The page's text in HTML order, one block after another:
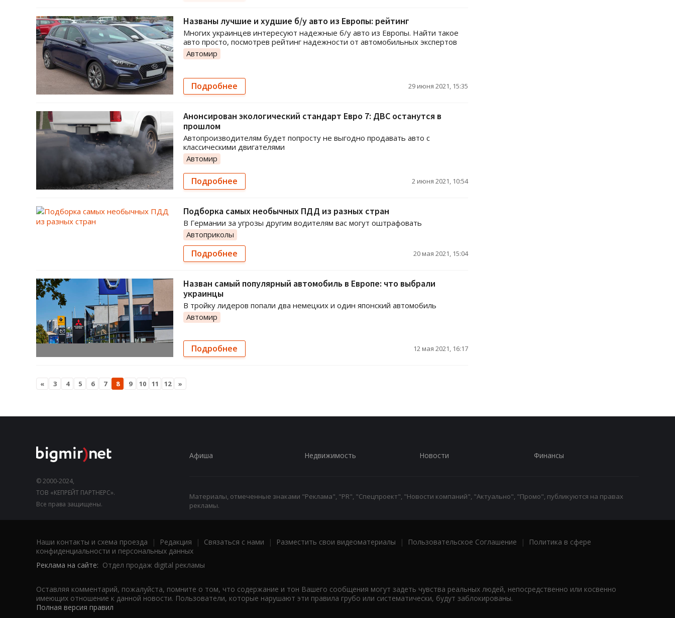
Названы лучшие и худшие б/у авто из Европы: рейтинг
Многих украинцев интересуют надежные б/у авто из Европы. Найти такое
авто просто, посмотрев рейтинг надежности от автомобильных экспертов
Автомир
Подробнее 29 июня 2021, 15:35
Анонсирован экологический стандарт Евро 7: ДВС останутся в
прошлом
Автопроизводителям будет попросту не выгодно продавать авто с
классическими двигателями
Автомир
Подробнее 2 июня 2021, 10:54
Подборка самых необычных ПДД из разных стран
В Германии за угрозы другим водителям вас могут оштрафовать
Автоприколы
Подробнее 20 мая 2021, 15:04
Назван самый популярный автомобиль в Европе: что выбрали
украинцы
В тройку лидеров попали два немецких и один японский автомобиль
Автомир
Подробнее 12 мая 2021, 16:17
« 3 4 5 6 7 8 9 10 11 12 »
© 2000-2024,
ТОВ «КЕПРЕЙТ ПАРТНЕРС».
Все права защищены.
Афиша Недвижимость Новости Финансы
Материалы, отмеченные знаками "Реклама", "PR", "Спецпроект", "Новости компаний", "Актуально", "Промо", публикуются на правах
рекламы.
Наши контакты и схема проезда | Редакция | Связаться с нами | Разместить свои видеоматериалы | Пользовательское Соглашение |
Политика в сфере
конфиденциальности и персональных данных
Реклама на сайте: Отдел продаж digital рекламы
Оставляя комментарий, пожалуйста, помните о том, что содержание и тон Вашего сообщения могут задеть чувства реальных людей, непосредственно или косвенно
имеющих отношение к данной новости. Пользователи, которые нарушают эти правила грубо или систематически, будут заблокированы.
Полная версия правил